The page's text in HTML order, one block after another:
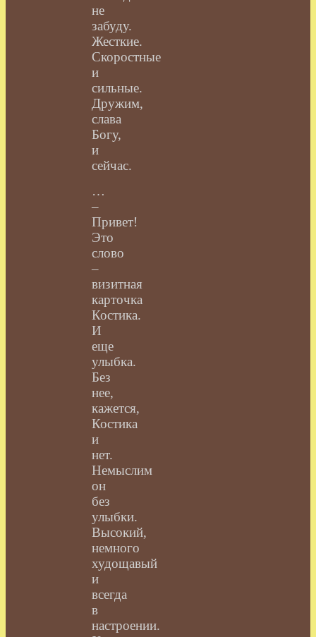
не
забуду.
Жесткие.
Скоростные
и
сильные.
Дружим,
слава
Богу,
и
сейчас.
…
–
Привет!
Это
слово
–
визитная
карточка
Костика.
И
еще
улыбка.
Без
нее,
кажется,
Костика
и
нет.
Немыслим
он
без
улыбки.
Высокий,
немного
худощавый
и
всегда
в
настроении.